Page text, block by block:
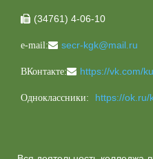
 (34761) 4-06-10
e-mail: secr-kgk@mail.ru
ВКонтакте: https://vk.com/
Одноклассники: https://ok.ru/